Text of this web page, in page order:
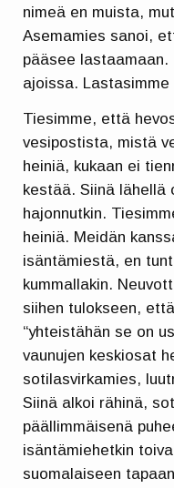
nimeä en muista,
Asemamies sanoi,
pääsee lastaamaan.
ajoissa. Lastasimme
Tiesimme, että
vesipostista, mistä
heiniä, kukaan ei
kestää. Siinä lähellä
hajonnutkin.
heiniä. Meidän
isäntämiestä, en
kummallakin.
siihen tulokseen,
“yhteistähän se on
vaunujen keskiosat
sotilasvirkamies,
Siinä alkoi rähinä,
päällimmäisenä
isäntämiehetkin
suomalaiseen